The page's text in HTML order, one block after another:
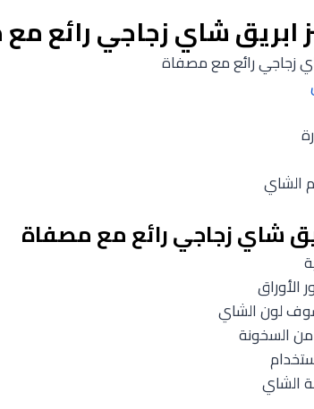
ابريق شاي زجاجي رائع
زجاجي رائع مع مصفاة
الشاي
شاي زجاجي رائع مع مصفاة
لون الشاي
السخونة
الشاي